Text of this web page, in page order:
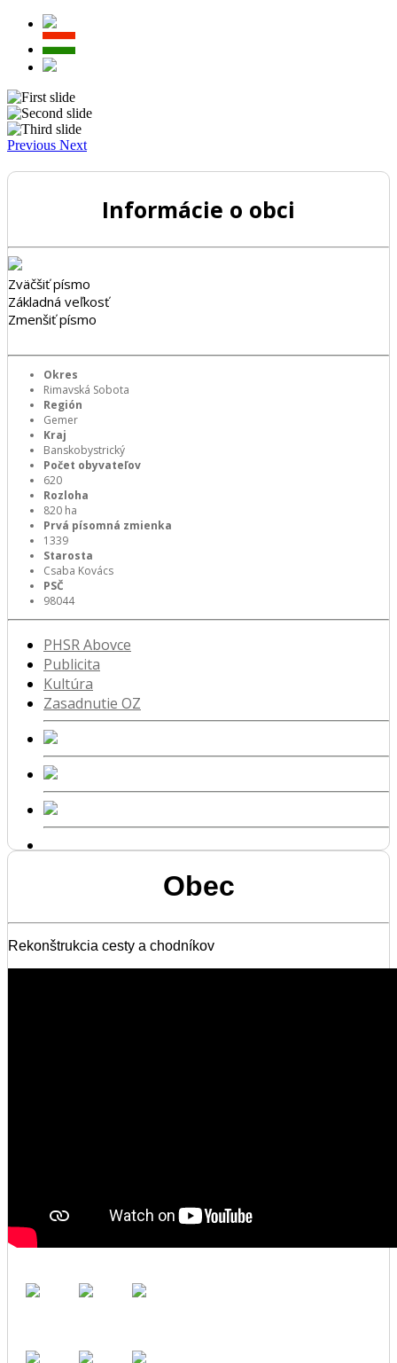
Previous Next
Informácie o obci
Zväčšiť písmo
Základná veľkosť
Zmenšiť písmo
Okres
Rimavská Sobota
Región
Gemer
Kraj
Banskobystrický
Počet obyvateľov
620
Rozloha
820 ha
Prvá písomná zmienka
1339
Starosta
Csaba Kovács
PSČ
98044
PHSR Abovce
Publicita
Kultúra
Zasadnutie OZ
Obec
Rekonštrukcia cesty a chodníkov